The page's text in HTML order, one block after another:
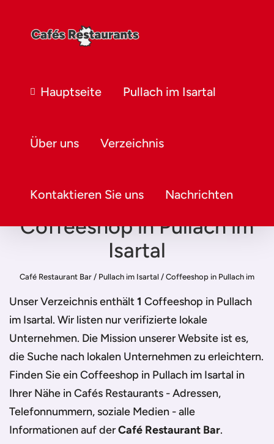
Hauptseite Pullach im Isartal
Über uns Verzeichnis
Kontaktieren Sie uns Nachrichten
Coffeeshop in Pullach im
Isartal
Café Restaurant Bar / Pullach im Isartal / Coffeeshop in Pullach im
Unser Verzeichnis enthält1 Coffeeshop in Pullach
im Isartal. Wir listen nur verifizierte lokale
Unternehmen. Die Mission unserer Website ist es,
die Suche nach lokalen Unternehmen zu erleichtern.
Finden Sie einCoffeeshop in Pullach im Isartal in
Ihrer Nähe in Cafés Restaurants - Adressen,
Telefonnummern, soziale Medien - alle
Informationen auf derCafé Restaurant Bar.